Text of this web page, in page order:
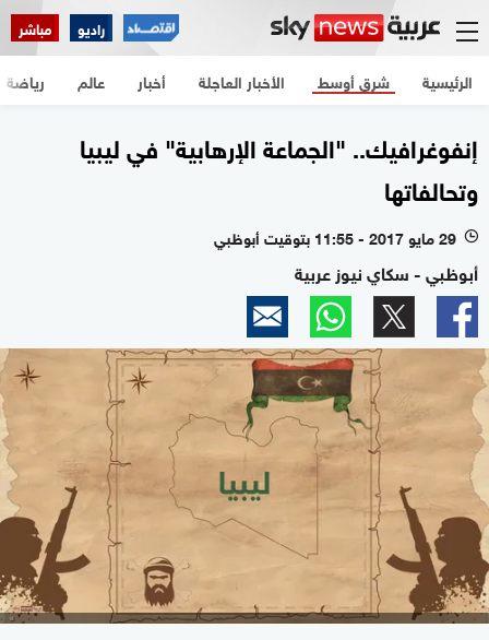
راديو مباشر
الرئيسية الأخبار العاجلة أخبار شرق أوسط عالم رياضة
إنفوغرافيك.. "الجماعة الإرهابية" في ليبيا
وتحالفاتها
l 29 مايو 2017 - 11:55 بتوقيت أبوظبي
أبوظبي - سكاي نيوز عربية